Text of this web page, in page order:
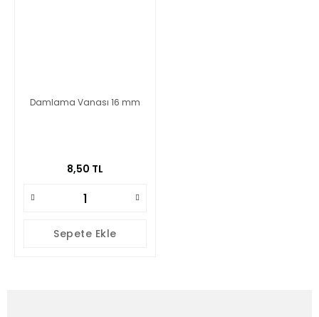
Damlama Vanası 16 mm
8,50 TL
Sepete Ekle